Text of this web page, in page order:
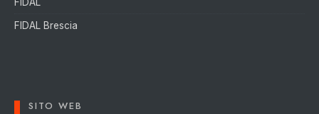
FIDAL
FIDAL Brescia
SITO WEB